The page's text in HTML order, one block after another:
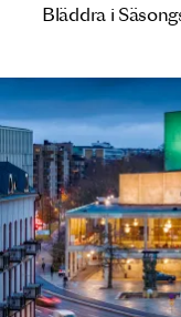
Bläddra i